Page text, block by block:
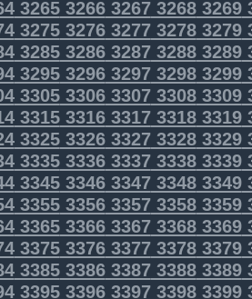
32653266326732683269
32753276327732783279
32853286328732883289
32953296329732983299
33053306330733083309
33153316331733183319
33253326332733283329
33353336333733383339
33453346334733483349
33553356335733583359
33653366336733683369
33753376337733783379
33853386338733883389
33953396339733983399